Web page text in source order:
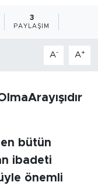
3
PAYLAŞIM
A- A+
bütün
ibadeti
önemli